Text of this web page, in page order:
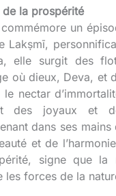
de la prospérité
un
Lakṣmī,
elle surgit des
où dieux, Deva, et
le nectar
des joyaux et
dans ses
et de
signe que
les forces de la